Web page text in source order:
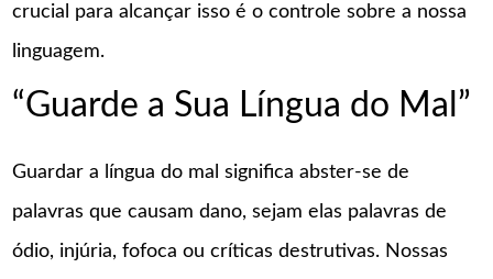
crucial para alcançar isso é o controle sobre a nossa
linguagem.
“Guarde a Sua Língua do Mal”
Guardar a língua do mal significa abster-se de
palavras que causam dano, sejam elas palavras de
ódio, injúria, fofoca ou críticas destrutivas. Nossas